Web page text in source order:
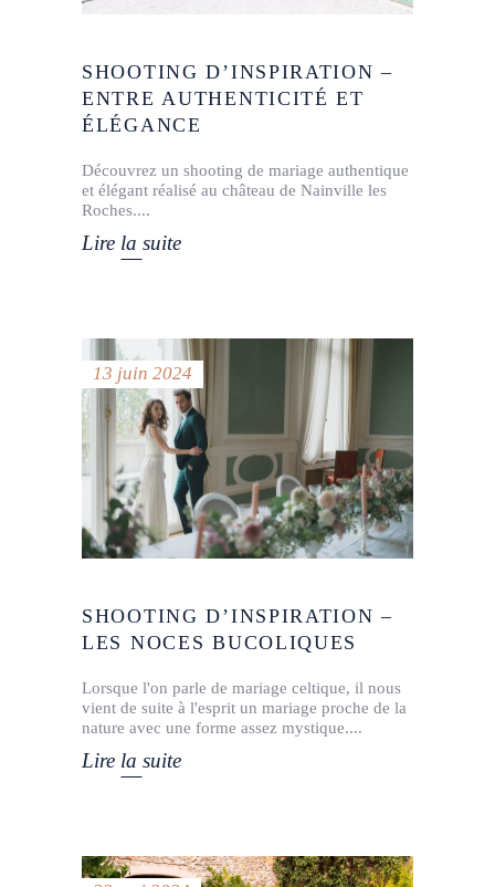
SHOOTING D’INSPIRATION –
ENTRE AUTHENTICITÉ ET
ÉLÉGANCE
Découvrez un shooting de mariage authentique
et élégant réalisé au château de Nainville les
Roches.
Lire la suite
13 juin 2024
SHOOTING D’INSPIRATION –
LES NOCES BUCOLIQUES
Lorsque l'on parle de mariage celtique, il nous
vient de suite à l'esprit un mariage proche de la
nature avec une forme assez mystique.
Lire la suite